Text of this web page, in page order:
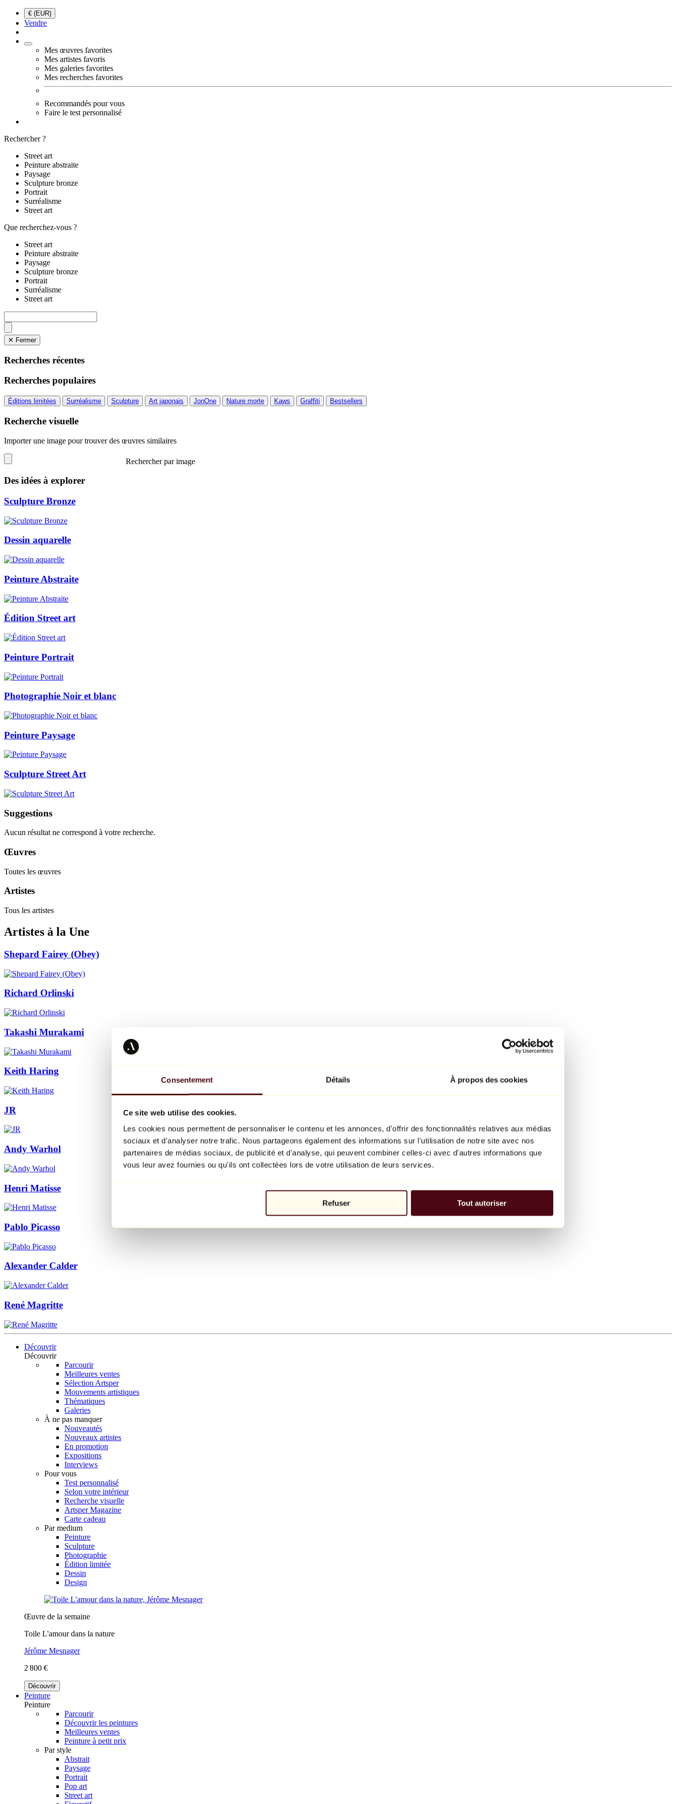
Consentement Détails À propos des cookies
Ce site web utilise des cookies.
Les cookies nous permettent de personnaliser le contenu et les annonces, d'offrir des fonctionnalités relatives aux médias
sociaux et d'analyser notre trafic. Nous partageons également des informations sur l'utilisation de notre site avec nos
partenaires de médias sociaux, de publicité et d'analyse, qui peuvent combiner celles-ci avec d'autres informations que
vous leur avez fournies ou qu'ils ont collectées lors de votre utilisation de leurs services.
Refuser Tout autoriser
€ (EUR)
Vendre
Mes œuvres favorites
Mes artistes favoris
Mes galeries favorites
Mes recherches favorites
Recommandés pour vous
Faire le test personnalisé
Rechercher ?
Street art
Peinture abstraite
Paysage
Sculpture bronze
Portrait
Surréalisme
Street art
Que recherchez-vous ?
Street art
Peinture abstraite
Paysage
Sculpture bronze
Portrait
Surréalisme
Street art
✕ Fermer
Recherches récentes
Recherches populaires
Éditions limitées Surréalisme Sculpture Art japonais JonOne Nature morte Kaws Graffiti Bestsellers
Recherche visuelle
Importer une image pour trouver des œuvres similaires
Rechercher par image
Des idées à explorer
Sculpture Bronze
Dessin aquarelle
Peinture Abstraite
Édition Street art
Peinture Portrait
Photographie Noir et blanc
Peinture Paysage
Sculpture Street Art
Suggestions
Aucun résultat ne correspond à votre recherche.
Œuvres
Toutes les œuvres
Artistes
Tous les artistes
Artistes à la Une
Shepard Fairey (Obey)
Richard Orlinski
Takashi Murakami
Keith Haring
JR
Andy Warhol
Henri Matisse
Pablo Picasso
Alexander Calder
René Magritte
Découvrir
Découvrir
Parcourir
Meilleures ventes
Sélection Artsper
Mouvements artistiques
Thématiques
Galeries
À ne pas manquer
Nouveautés
Nouveaux artistes
En promotion
Expositions
Interviews
Pour vous
Test personnalisé
Selon votre intérieur
Recherche visuelle
Artsper Magazine
Carte cadeau
Par medium
Peinture
Sculpture
Photographie
Édition limitée
Dessin
Design
Œuvre de la semaine
Toile L'amour dans la nature
Jérôme Mesnager
2 800 €
Découvrir
Peinture
Peinture
Parcourir
Découvrir les peintures
Meilleures ventes
Peinture à petit prix
Par style
Abstrait
Paysage
Portrait
Pop art
Street art